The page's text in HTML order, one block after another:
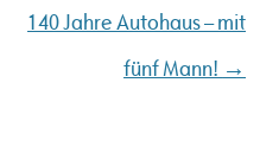
140 Jahre Autohaus – mit
fünf Mann! →